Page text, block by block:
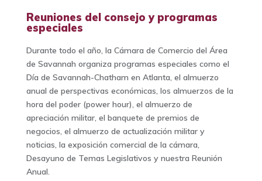
Reuniones del consejo y programas
especiales
Durante todo el año, la Cámara de Comercio del Área
de Savannah organiza programas especiales como el
Día de Savannah-Chatham en Atlanta, el almuerzo
anual de perspectivas económicas, los almuerzos de la
hora del poder (power hour), el almuerzo de
apreciación militar, el banquete de premios de
negocios, el almuerzo de actualización militar y
noticias, la exposición comercial de la cámara,
Desayuno de Temas Legislativos y nuestra Reunión
Anual.